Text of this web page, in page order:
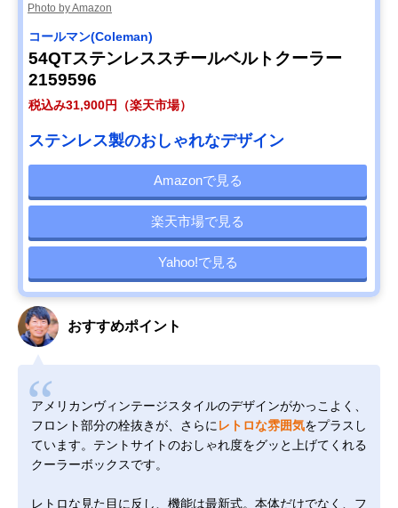
Photo by Amazon
コールマン(Coleman)
54QTステンレススチールベルトクーラー
2159596
税込み31,900円（楽天市場）
ステンレス製のおしゃれなデザイン
Amazonで見る
楽天市場で見る
Yahoo!で見る
おすすめポイント
アメリカンヴィンテージスタイルのデザインがかっこよく、
フロント部分の栓抜きが、さらに レトロな雰囲気をプラスし
ています。テントサイトのおしゃれ度をグッと上げてくれる
クーラーボックスです。
レトロな見た目に反し、機能は最新式。本体だけでなく、フ